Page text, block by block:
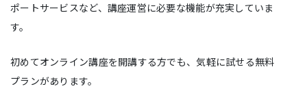
ポートサービスなど、講座運営に必要な機能が充実していま
す。
初めてオンライン講座を開講する方でも、気軽に試せる無料
プランがあります。